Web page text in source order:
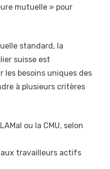
mutuelle » pour
standard, la
suisse est
les besoins uniques des
à plusieurs critères
ou la CMU, selon
aux travailleurs actifs